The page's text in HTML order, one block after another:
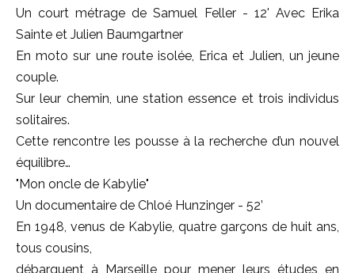
Un court métrage de Samuel Feller - 12' Avec Erika
Sainte et Julien Baumgartner
En moto sur une route isolée, Erica et Julien, un jeune
couple.
Sur leur chemin, une station essence et trois individus
solitaires.
Cette rencontre les pousse à la recherche d’un nouvel
équilibre…
"Mon oncle de Kabylie"
Un documentaire de Chloé Hunzinger - 52’
En 1948, venus de Kabylie, quatre garçons de huit ans,
tous cousins,
débarquent à Marseille pour mener leurs études en